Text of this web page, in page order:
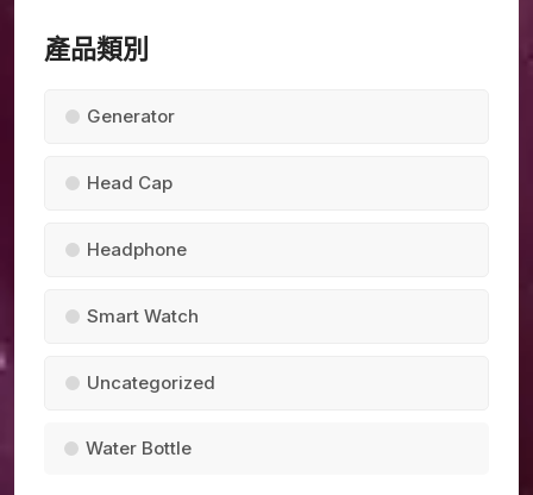
產品類別
Generator
Head Cap
Headphone
Smart Watch
Uncategorized
Water Bottle